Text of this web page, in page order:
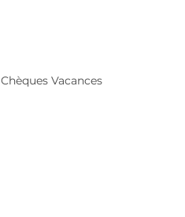
Chèques Vacances